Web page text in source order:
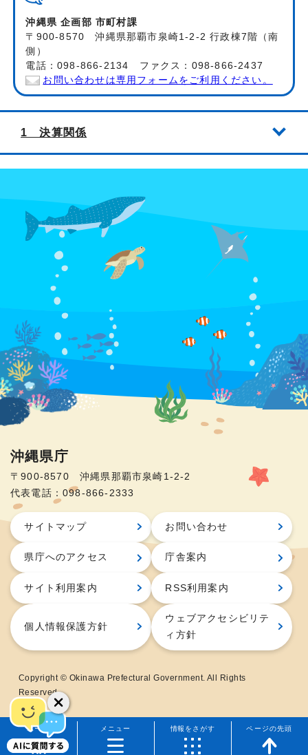
沖縄県 企画部 市町村課
〒900-8570 沖縄県那覇市泉崎1-2-2 行政棟7階（南
側）
電話：098-866-2134 ファクス：098-866-2437
お問い合わせは専用フォームをご利用ください。
1 決算関係
メニュー
ホーム 情報をさがす ページの先頭
沖縄県庁
〒900-8570 沖縄県那覇市泉崎1-2-2
代表電話：098-866-2333
サイトマップ お問い合わせ
県庁へのアクセス 庁舎案内
サイト利用案内 RSS利用案内
個人情報保護方針
ウェブアクセシビリテ
ィ方針
Copyright © Okinawa Prefectural Government. All Rights
Reserved.